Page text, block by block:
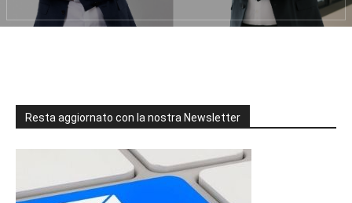
Resta aggiornato con la nostra Newsletter